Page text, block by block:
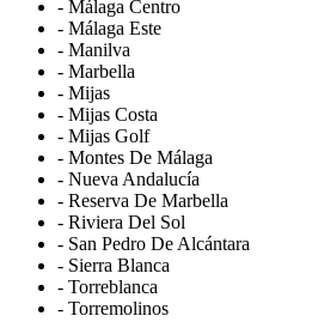
- Málaga Centro
- Málaga Este
- Manilva
- Marbella
- Mijas
- Mijas Costa
- Mijas Golf
- Montes De Málaga
- Nueva Andalucía
- Reserva De Marbella
- Riviera Del Sol
- San Pedro De Alcántara
- Sierra Blanca
- Torreblanca
- Torremolinos